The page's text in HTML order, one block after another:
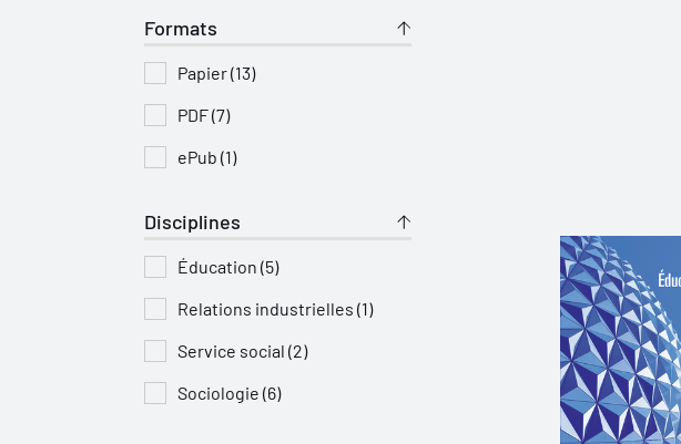
Formats
Papier (13)
PDF (7)
ePub (1)
Disciplines
Éducation (5)
Relations industrielles (1)
Service social (2)
Sociologie (6)